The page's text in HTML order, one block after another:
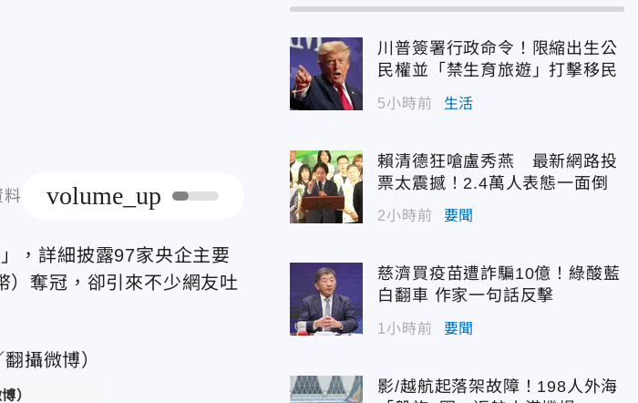
料 volume_up
，詳細披露97家央企主要
）奪冠，卻引來不少網友吐
）
川普簽署行政命令！限縮出生公
民權並「禁生育旅遊」打擊移民
5小時前 生活
賴清德狂嗆盧秀燕 最新網路投
票太震撼！2.4萬人表態一面倒
2小時前 要聞
慈濟買疫苗遭詐騙10億！綠酸藍
白翻車 作家一句話反擊
1小時前 要聞
影/越航起落架故障！198人外海